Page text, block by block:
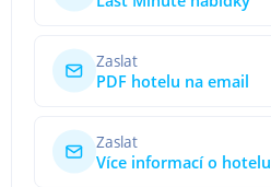
Zaslat
PDF hotelu na email
Zaslat
Více informací o hotelu